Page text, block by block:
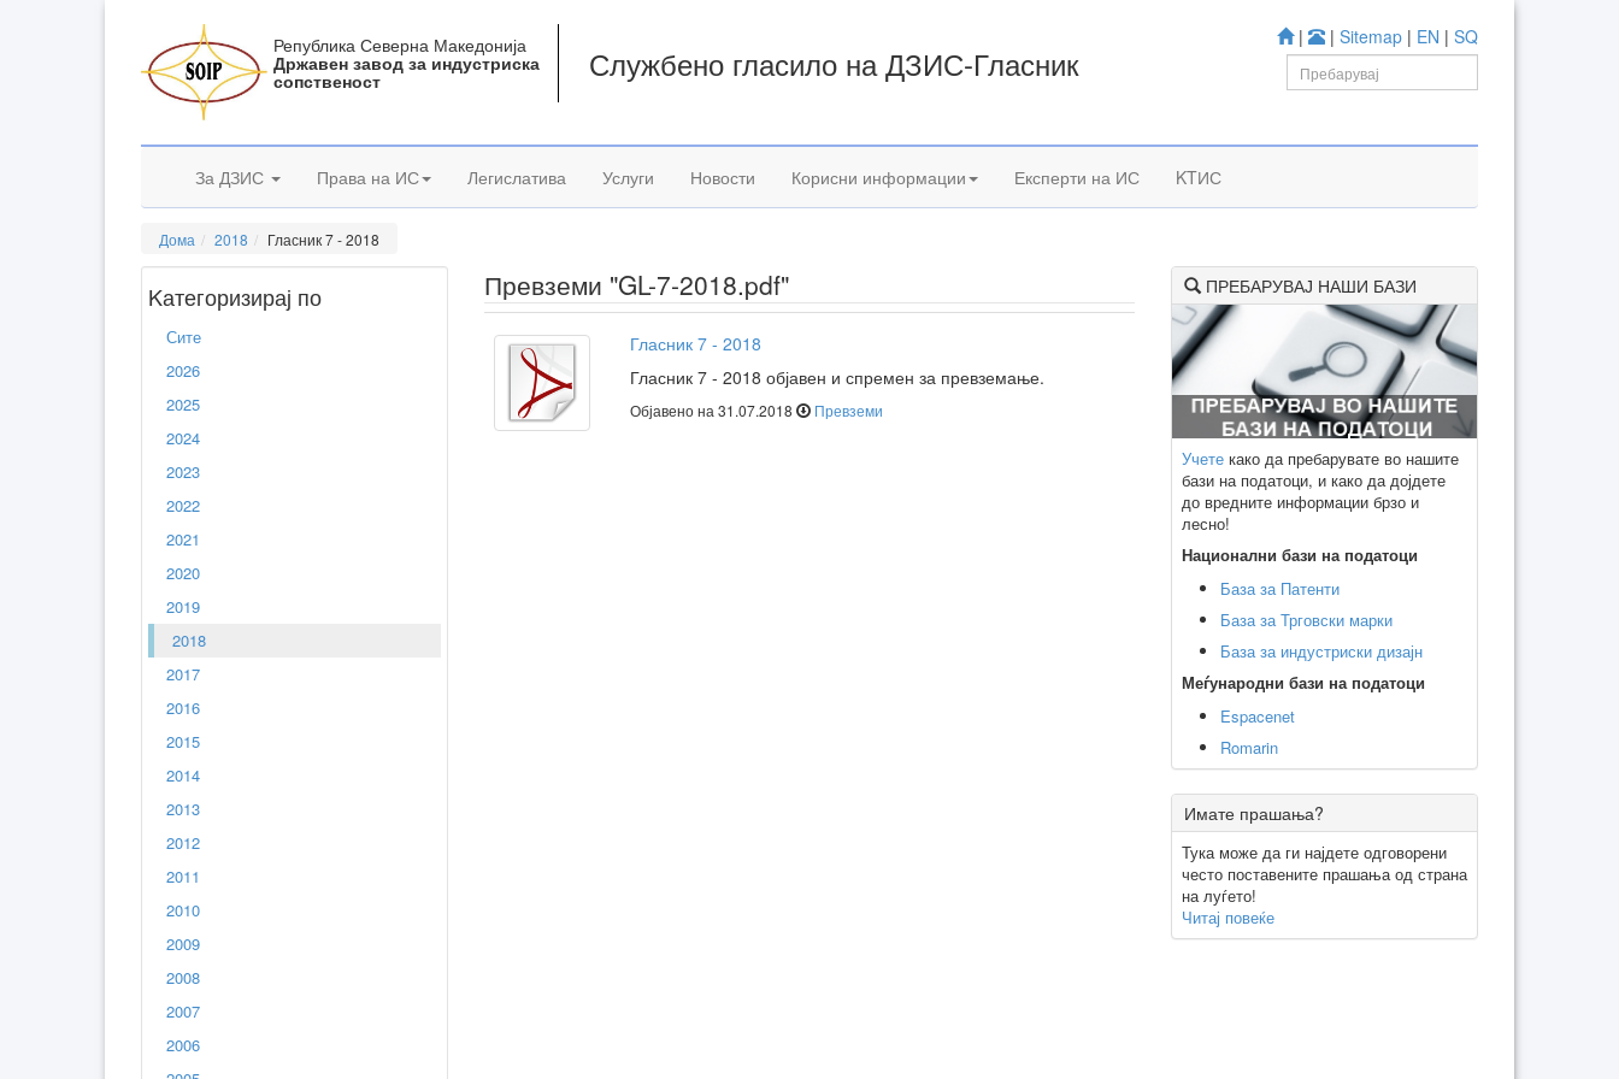
| | Sitemap | EN | SQ
Република Северна Македонија
Државен завод за индустриска
сопственост Службено гласило на ДЗИС-Гласник
За ДЗИС Права на ИС Легислатива Услуги Новости Корисни информации Експерти на ИС KTИС
Дома 2018 Гласник 7 - 2018
Kатегоризирај по
Сите
2026
2025
2024
2023
2022
2021
2020
2019
2018
2017
2016
2015
2014
2013
2012
2011
2010
2009
2008
2007
2006
Превземи "GL-7-2018.pdf"
Гласник 7 - 2018
Гласник 7 - 2018 објавен и спремен за превземање.
Објавено на 31.07.2018 Превземи
ПРЕБАРУВАЈ НАШИ БАЗИ
Учете како да пребарувате во нашите
бази на податоци, и како да дојдете
до вредните информации брзо и
лесно!
Национални бази на податоци
База за Патенти
База за Трговски марки
База за индустриски дизајн
Меѓународни бази на податоци
Espacenet
Romarin
Имате прашања?
Тука може да ги најдете одговорени
често поставените прашања од страна
на луѓето!
Читај повеќе